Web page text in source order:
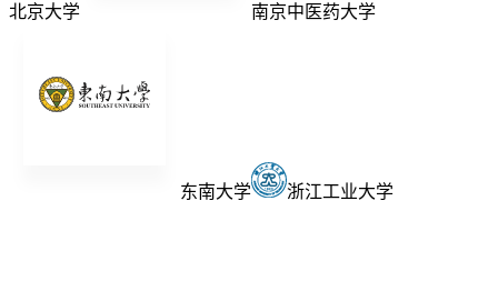
北京大学 南京中医药大学
东南大学 浙江工业大学